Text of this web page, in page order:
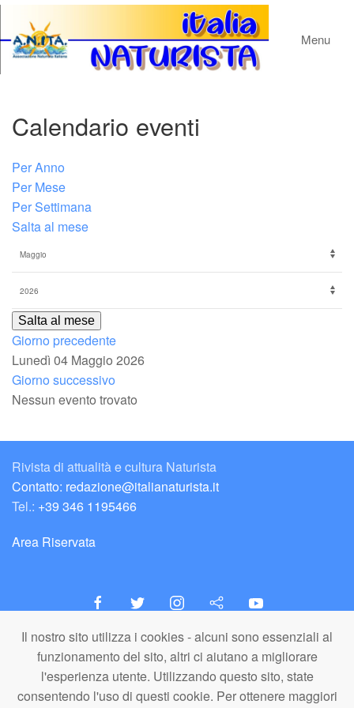
Il nostro sito utilizza i cookies - alcuni sono essenziali al
funzionamento del sito, altri ci aiutano a migliorare
l'esperienza utente. Utilizzando questo sito, state
consentendo l'uso di questi cookie. Per ottenere maggiori
Menu
Calendario eventi
Per Anno
Per Mese
Per Settimana
Salta al mese
Salta al mese
Giorno precedente
Lunedì 04 Maggio 2026
Giorno successivo
Nessun evento trovato
Rivista di attualità e cultura Naturista
Contatto: redazione@italianaturista.it
Tel.: +39 346 1195466
Area Riservata
italiaNATURISTA
Editore e Redazione
A.N.ITA. Associazione Naturista Italiana (APS)
C.F. 80203710159